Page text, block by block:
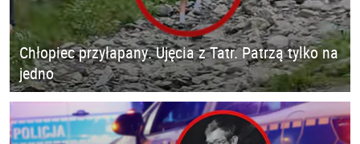
Chłopiec przyłapany. Ujęcia z Tatr. Patrzą tylko na
jedno